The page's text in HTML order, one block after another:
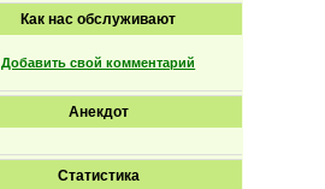
Как нас обслуживают
Добавить свой комментарий
Анекдот
Статистика